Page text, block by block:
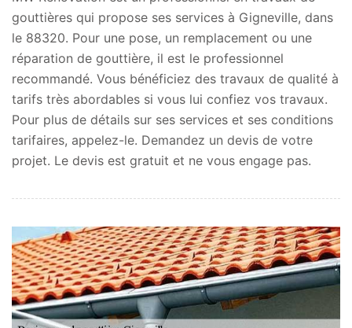
gouttières qui propose ses services à Gigneville, dans
le 88320. Pour une pose, un remplacement ou une
réparation de gouttière, il est le professionnel
recommandé. Vous bénéficiez des travaux de qualité à
tarifs très abordables si vous lui confiez vos travaux.
Pour plus de détails sur ses services et ses conditions
tarifaires, appelez-le. Demandez un devis de votre
projet. Le devis est gratuit et ne vous engage pas.